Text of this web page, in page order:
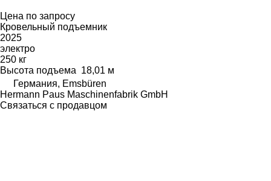
Цена по запросу
Кровельный подъемник
2025
электро
250 кг
Высота подъема 18,01 м
Германия, Emsbüren
Hermann Paus Maschinenfabrik GmbH
Связаться с продавцом